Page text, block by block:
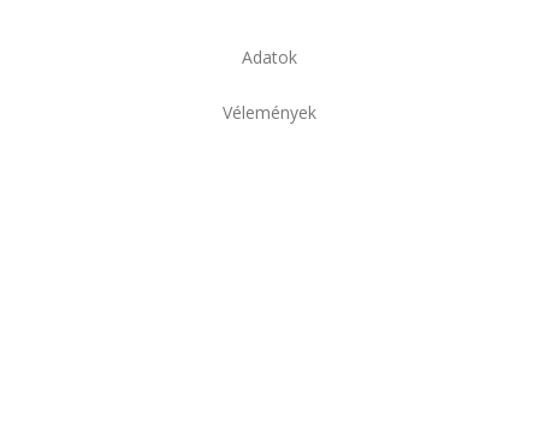
Adatok
Vélemények